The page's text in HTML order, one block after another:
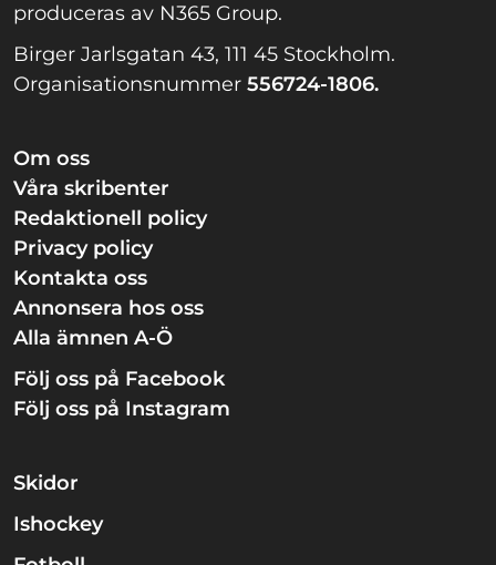
produceras av N365 Group.
Birger Jarlsgatan 43, 111 45 Stockholm.
Organisationsnummer 556724-1806.
Om oss
Våra skribenter
Redaktionell policy
Privacy policy
Kontakta oss
Annonsera hos oss
Alla ämnen A-Ö
Följ oss på Facebook
Följ oss på Instagram
Skidor
Ishockey